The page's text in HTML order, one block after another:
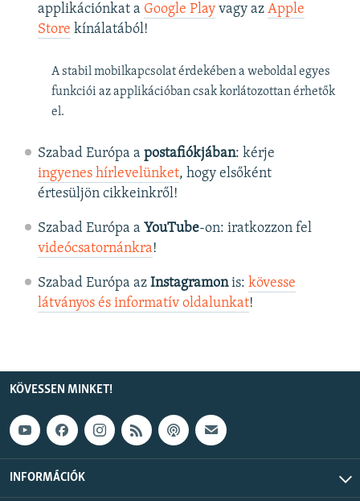
applikációnkat a Google Playvagy az Apple
Store kínálatából!
A stabil mobilkapcsolat érdekében a weboldal egyes
funkciói az applikációban csak korlátozottan érhetők
el.
Szabad Európa a postafiókjában: kérje
ingyenes hírlevelünket, hogy elsőként
értesüljön cikkeinkről!
Szabad Európa a YouTube-on: iratkozzon fel
videócsatornánkra!
Szabad Európa az Instagramonis: kövesse
látványos és informatív oldalunkat! ​
KÖVESSEN MINKET!
INFORMÁCIÓK